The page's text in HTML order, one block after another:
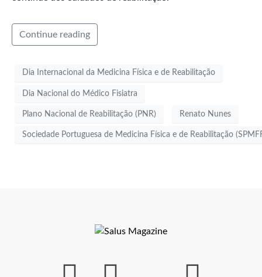
Continue reading
Dia Internacional da Medicina Física e de Reabilitação
Dia Nacional do Médico Fisiatra
Plano Nacional de Reabilitação (PNR) Renato Nunes
Sociedade Portuguesa de Medicina Física e de Reabilitação